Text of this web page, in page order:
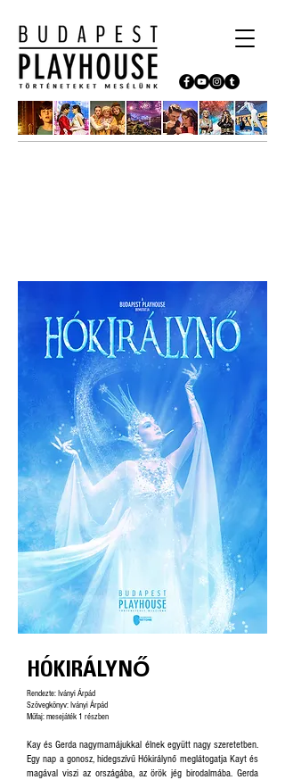
HÓKIRÁLYNŐ
Rendezte: Iványi Árpád
Szövegkönyv: Iványi Árpád
Műfaj: mesejáték 1 részben​
Kay és Gerda nagymamájukkal élnek együtt nagy szeretetben.
Egy nap a gonosz, hidegszívű Hókirálynő meglátogatja Kayt és
magával viszi az országába, az örök jég birodalmába. Gerda